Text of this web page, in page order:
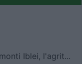
Iblei, l'agrit...